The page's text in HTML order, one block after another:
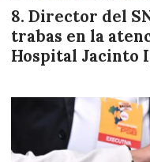
Director del
trabas en la
Hospital Jacinto